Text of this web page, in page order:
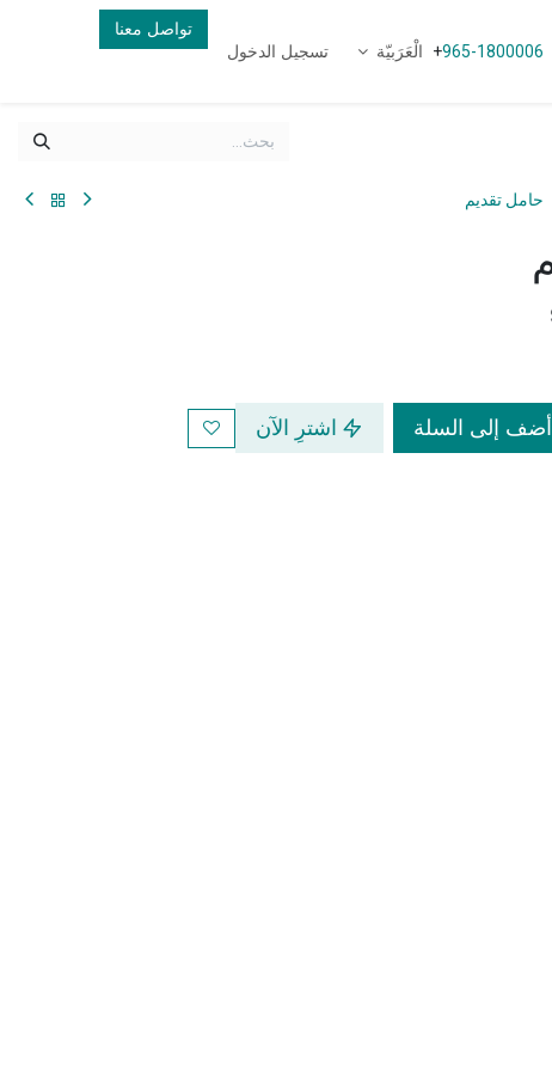
+965-1800006 الْعَرَبيّة تسجيل الدخول
تواصل معنا
أضف إلى السلة اشترِ الآن
حامل تقديم